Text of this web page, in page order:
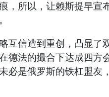
所以，让赖斯提早宣
信遭到重创，凸显了
德法的撮合下达成四
必是俄罗斯的铁杠盟友